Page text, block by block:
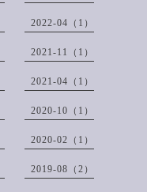
2022-04（1）
2021-11（1）
2021-04（1）
2020-10（1）
2020-02（1）
2019-08（2）